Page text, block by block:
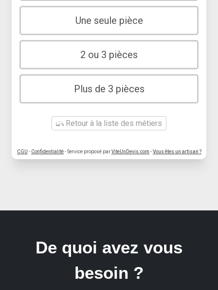
Une seule pièce
2 ou 3 pièces
Plus de 3 pièces
Retour à la liste des métiers
CGU - Confidentialité- Service proposé parViteUnDevis.com -Vous êtes un artisan ?
De quoi avez vous
besoin ?